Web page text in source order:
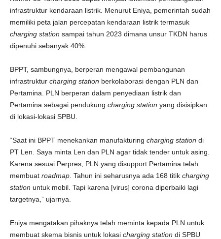
infrastruktur kendaraan listrik. Menurut Eniya, pemerintah sudah
memiliki peta jalan percepatan kendaraan listrik termasuk
charging station sampai tahun 2023 dimana unsur TKDN harus
dipenuhi sebanyak 40%.
BPPT, sambungnya, berperan mengawal pembangunan
infrastruktur charging station berkolaborasi dengan PLN dan
Pertamina. PLN berperan dalam penyediaan listrik dan
Pertamina sebagai pendukung charging station yang disisipkan
di lokasi-lokasi SPBU.
“Saat ini BPPT menekankan manufakturing charging station di
PT Len. Saya minta Len dan PLN agar tidak tender untuk asing.
Karena sesuai Perpres, PLN yang disupport Pertamina telah
membuat roadmap . Tahun ini seharusnya ada 168 titik charging
station untuk mobil. Tapi karena [virus] corona diperbaiki lagi
targetnya,” ujarnya.
Eniya mengatakan pihaknya telah meminta kepada PLN untuk
membuat skema bisnis untuk lokasi charging station di SPBU